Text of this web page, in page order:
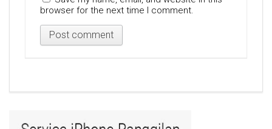
browser for the next time I comment.